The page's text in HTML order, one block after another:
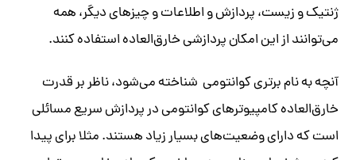
ژنتیک و زیست، پردازش و اطلاعات و چیزهای دیگر، همه
می‌توانند از این امکان پردازشی خارق‌العاده استفاده کنند.
آنچه به نام برتری کوانتومی شناخته می‌شود، ناظر بر قدرت
خارق‌العاده کامپیوترهای کوانتومی در پردازش سریع مسائلی
است که دارای وضعیت‌های بسیار زیاد هستند. مثلا برای پیدا